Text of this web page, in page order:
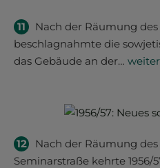
11
Nach der Räumung
beschlagnahmte die
das Gebäude an der…
12
Nach der Räumung
Seminarstraße kehrte 1956/